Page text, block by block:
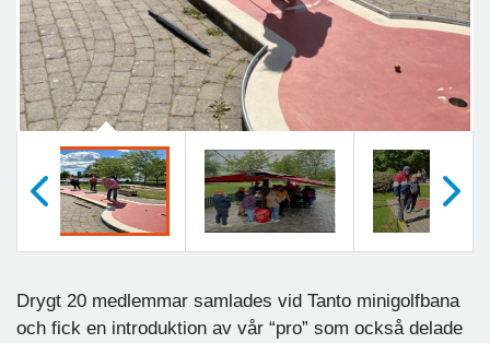
Drygt 20 medlemmar samlades vid Tanto minigolfbana
och fick en introduktion av vår “pro” som också delade